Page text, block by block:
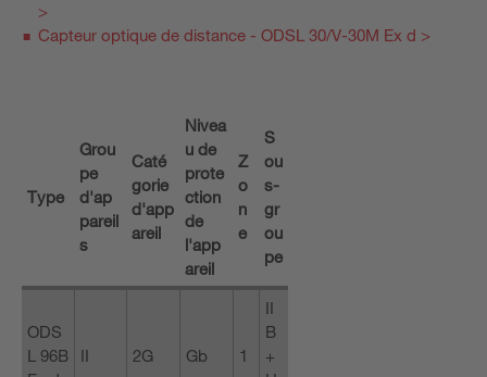
>
Capteur optique de distance - ODSL 30/V-30M Ex d >
Type
Grou
pe
d'ap
pareil
s
Caté
gorie
d'app
areil
Nivea
u de
prote
ction
de
l'app
areil
Z
o
n
e
S
ou
s-
gr
ou
pe
ODS
L 96B
II 2G Gb 1
II
B
+